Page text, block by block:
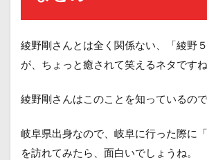
綾野剛さんとは全く関係ない、「綾野
が、ちょっと癒されて笑えるネタですね
綾野剛さんはこのことを知っているので
岐阜県出身なので、岐阜に行った際に
を訪れてみたら、面白いでしょうね。